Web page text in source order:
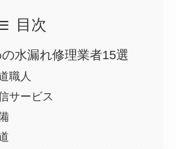
目次
水漏れ修理業者15選
職人
サービス